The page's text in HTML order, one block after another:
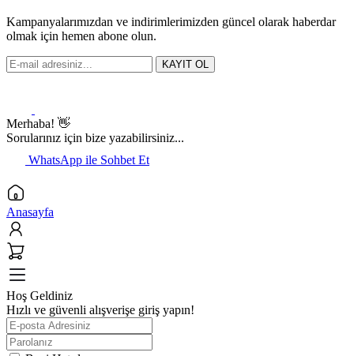
Kampanyalarımızdan ve indirimlerimizden güncel olarak haberdar
olmak için hemen abone olun.
KAYIT OL
Merhaba! 👋
Sorularınız için bize yazabilirsiniz...
WhatsApp ile Sohbet Et
Anasayfa
Hoş Geldiniz
Hızlı ve güvenli alışverişe giriş yapın!